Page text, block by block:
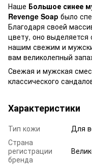
Наше Большое синее
Revenge Soap было
Благодаря своей
цвету, оно выделяется
нашим свежим и
вам великолепный
Свежая и мужская
классического
Характеристики
Тип кожи
Для
Страна
регистрации
бренда